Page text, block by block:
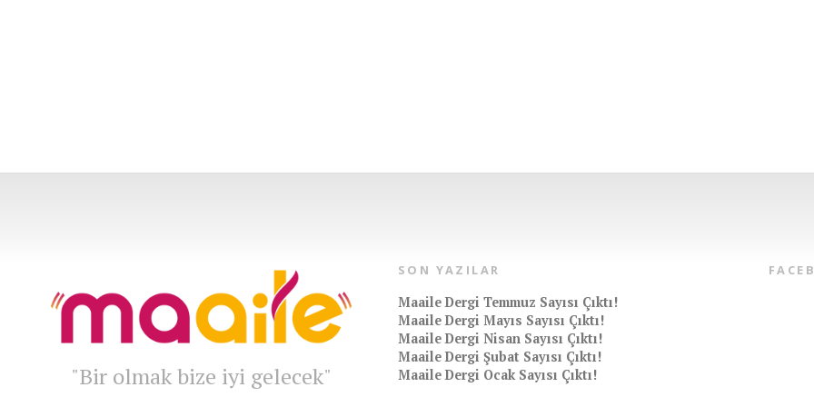
"Bir olmak bize iyi gelecek"
SON YAZILAR
Maaile Dergi Temmuz Sayısı Çıktı!
Maaile Dergi Mayıs Sayısı Çıktı!
Maaile Dergi Nisan Sayısı Çıktı!
Maaile Dergi Şubat Sayısı Çıktı!
Maaile Dergi Ocak Sayısı Çıktı!